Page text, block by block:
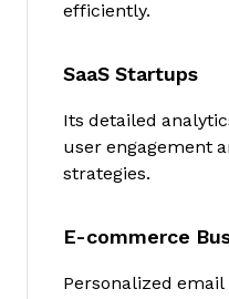
efficiently.
SaaS Startups
Its detailed
user engagement
strategies.
E-commerce
Personalized